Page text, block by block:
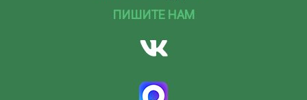
ПИШИТЕ НАМ